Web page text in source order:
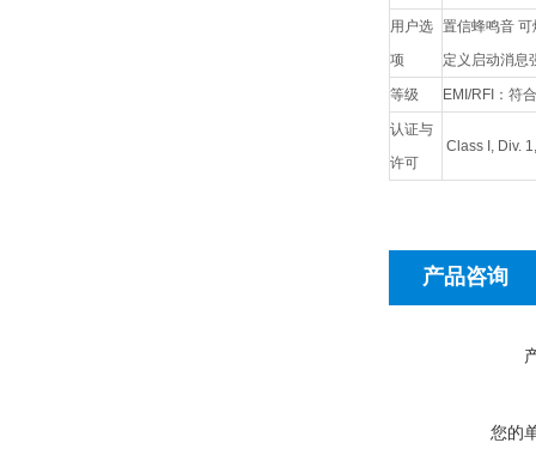
用户选
项
置信蜂鸣音
定义启动消息
等级 EMI/RFI ：符
认证与
许可
Class I, Div.
产品咨询
您的